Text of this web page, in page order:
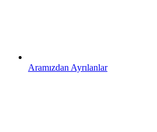
Aramızdan Ayrılanlar